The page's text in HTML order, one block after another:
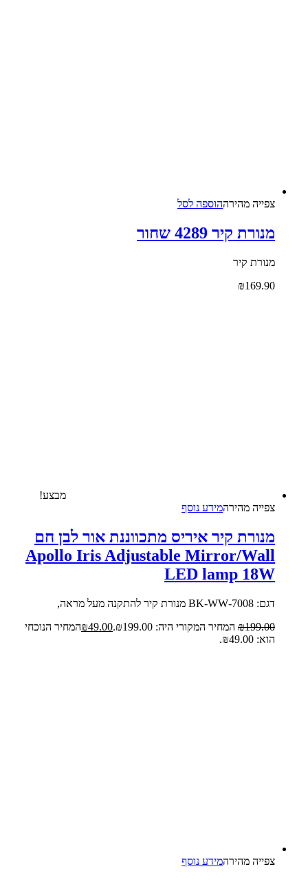
צפייה‬ ‫מהירה‬הוספה לסל
מנורת קיר 4289 שחור
מנורת קיר
₪169.90
מבצע!
צפייה‬ ‫מהירה‬מידע נוסף
מנורת קיר איריס מתכווננת אור לבן חם
Apollo Iris Adjustable Mirror/Wall
LED lamp 18W
דגם: 7008-BK-WW מנורת קיר להתקנה מעל מראה,
₪199.00 המחיר המקורי היה: ₪199.00. ₪49.00
המחיר הנוכחי
הוא: ₪49.00.
צפייה‬ ‫מהירה‬מידע נוסף